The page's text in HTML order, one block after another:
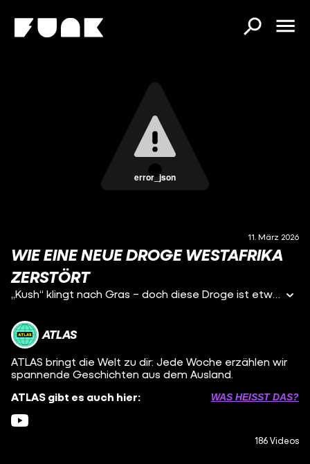
error_json
11. März 2026
WIE EINE NEUE DROGE WESTAFRIKA
ZERSTÖRT
„Kush“ klingt nach Gras – doch diese Droge ist etwas völlig anderes. Eine hochgefährliche Substanz breitet sich in Teilen Westafrikas aus, macht Menschen dort extrem abhängig und tötet sie. Dabei stammt Kush gar nicht aus Afrika. In der neuen Folge von #ATLAS erklären wir, wieso Westafrika gerade zum Hotspot für internationalen Drogenhandel wird – und warum der in Europa meistgesuchte Drogenboss „Bolle Jos" ausgerechnet in Sierra Leone chillt.
ATLAS
ATLAS bringt die Welt zu dir: Jede Woche erzählen wir
spannende Geschichten aus dem Ausland.
ATLAS gibt es auch hier:
WAS HEISST DAS?
186 Videos